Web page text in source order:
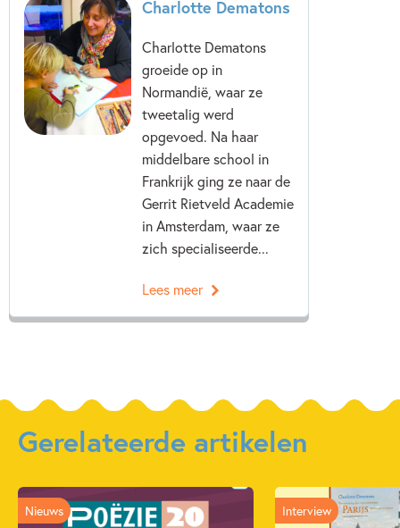
Charlotte Dematons
Charlotte Dematons
groeide op in
Normandië, waar ze
tweetalig werd
opgevoed. Na haar
middelbare school in
Frankrijk ging ze naar de
Gerrit Rietveld Academie
in Amsterdam, waar ze
zich specialiseerde...
Lees meer
Gerelateerde artikelen
Nieuws Interview